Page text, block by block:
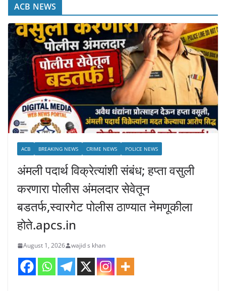
ACB NEWS
ACB BREAKING NEWS CRIME NEWS POLICE NEWS
अंमली पदार्थ विक्रेत्यांशी संबंध; हप्ता वसुली
करणारा पोलीस अंमलदार सेवेतून
बडतर्फ,स्वारगेट पोलीस ठाण्यात नेमणूकीला
होते.apcs.in
August 1, 2026 wajid s khan